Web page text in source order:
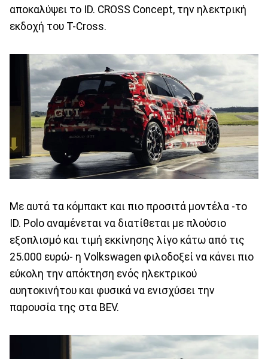
αποκαλύψει το ID. CROSS Concept, την ηλεκτρική
εκδοχή του T-Cross.
Με αυτά τα κόμπακτ και πιο προσιτά μοντέλα -το
ID. Polo αναμένεται να διατίθεται με πλούσιο
εξοπλισμό και τιμή εκκίνησης λίγο κάτω από τις
25.000 ευρώ- η Volkswagen φιλοδοξεί να κάνει πιο
εύκολη την απόκτηση ενός ηλεκτρικού
αυητοκινήτου και φυσικά να ενισχύσει την
παρουσία της στα BEV.